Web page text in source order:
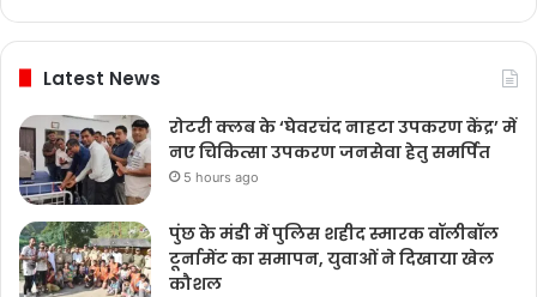
Latest News
रोटरी क्लब के ‘घेवरचंद नाहटा उपकरण केंद्र’ में
नए चिकित्सा उपकरण जनसेवा हेतु समर्पित
5 hours ago
पुंछ के मंडी में पुलिस शहीद स्मारक वॉलीबॉल
टूर्नामेंट का समापन, युवाओं ने दिखाया खेल
कौशल